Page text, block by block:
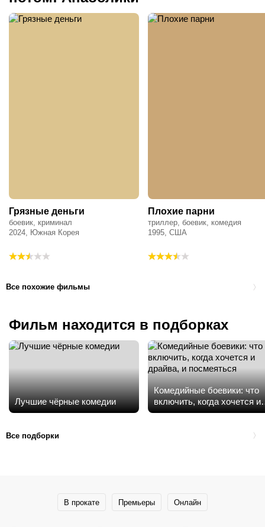
свернуть с намеченного пути и дойти
до конца. Главное — вынести
Грязные деньги
боевик, криминал
2024, Южная Корея
Плохие парни
триллер, боевик, комедия
1995, США
Все похожие фильмы
Фильм находится в подборках
Лучшие чёрные комедии
Комедийные боевики: что
включить, когда хочется и
драйва, и посмеяться
Все подборки
В прокате Премьеры Онлайн